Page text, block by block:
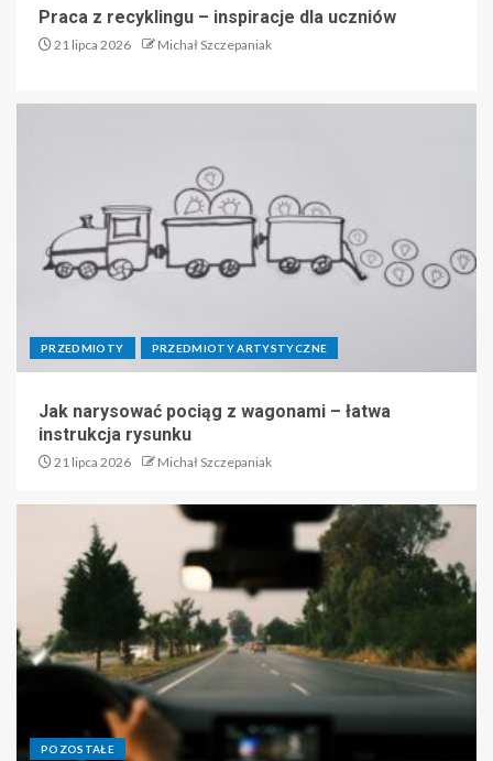
Praca z recyklingu – inspiracje dla uczniów
21 lipca 2026 Michał Szczepaniak
PRZEDMIOTY PRZEDMIOTY ARTYSTYCZNE
Jak narysować pociąg z wagonami – łatwa
instrukcja rysunku
21 lipca 2026 Michał Szczepaniak
POZOSTAŁE